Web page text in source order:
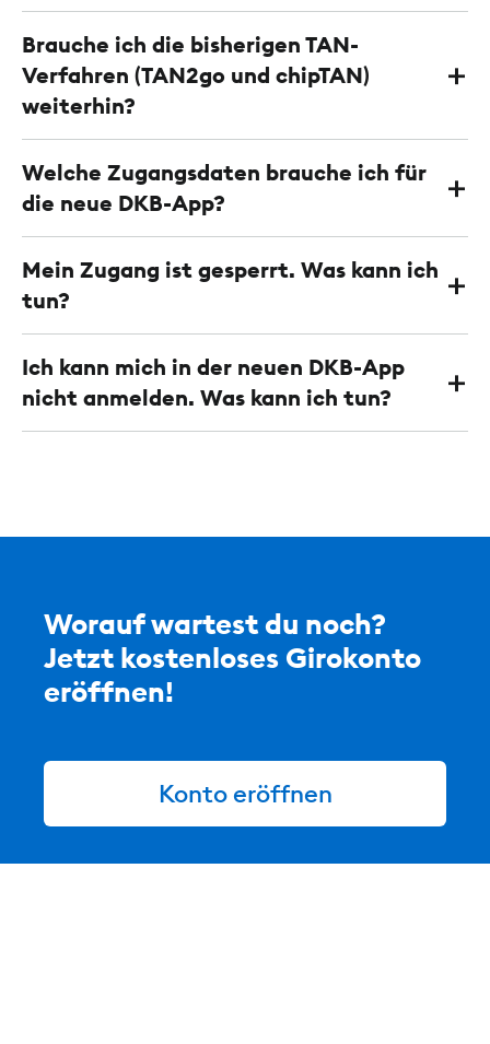
Brauche ich die bisherigen TAN-
Verfahren (TAN2go und chipTAN)
weiterhin?
Welche Zugangsdaten brauche ich für
die neue DKB-App?
Mein Zugang ist gesperrt. Was kann ich
tun?
Ich kann mich in der neuen DKB-App
nicht anmelden. Was kann ich tun?
Worauf wartest du noch?
Jetzt kostenloses Girokonto
eröffnen!
Konto eröffnen